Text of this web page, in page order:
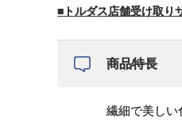
■トルダス店舗受け取り
商品特長
繊細で美しい